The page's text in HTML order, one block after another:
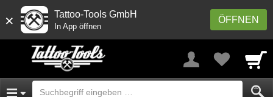
× ÖFFNEN
Tattoo-Tools GmbH
In App öffnen